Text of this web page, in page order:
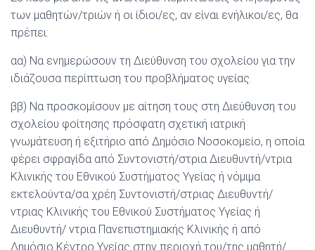
των μαθητών/τριών ή οι ίδιοι/ες, αν είναι ενήλικοι/ες, θα
πρέπει:
αα) Να ενημερώσουν τη Διεύθυνση του σχολείου για την
ιδιάζουσα περίπτωση του προβλήματος υγείας.
ββ) Να προσκομίσουν με αίτηση τους στη Διεύθυνση του
σχολείου φοίτησης πρόσφατη σχετική ιατρική
γνωμάτευση ή εξιτήριο από Δημόσιο Νοσοκομείο, η οποία
φέρει σφραγίδα από Συντονιστή/στρια Διευθυντή/ντρια
Κλινικής του Εθνικού Συστήματος Υγείας ή νόμιμα
εκτελούντα/σα χρέη Συντονιστή/στριας Διευθυντή/
ντριας Κλινικής του Εθνικού Συστήματος Υγείας ή
Διευθυντή/ ντρια Πανεπιστημιακής Κλινικής ή από
Δημόσιο Κέντρο Υγείας στην περιοχή του/της μαθητή/